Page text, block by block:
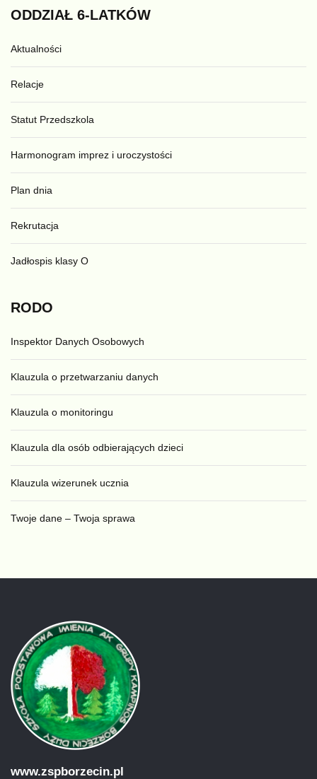
ODDZIAŁ 6-LATKÓW
Aktualności
Relacje
Statut Przedszkola
Harmonogram imprez i uroczystości
Plan dnia
Rekrutacja
Jadłospis klasy O
RODO
Inspektor Danych Osobowych
Klauzula o przetwarzaniu danych
Klauzula o monitoringu
Klauzula dla osób odbierających dzieci
Klauzula wizerunek ucznia
Twoje dane – Twoja sprawa
www.zspborzecin.pl